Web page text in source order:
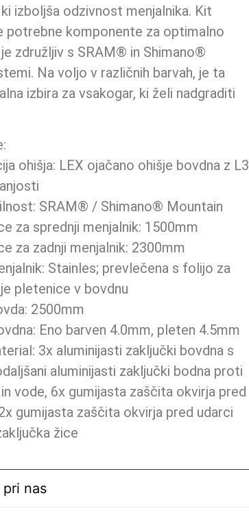
izboljša odzivnost menjalnika. Kit
potrebne komponente za optimalno
združljiv s SRAM® in Shimano®
Na voljo v različnih barvah, je ta
izbira za vsakogar, ki želi nadgraditi
ohišja: LEX ojačano ohišje bovdna z L3
SRAM® / Shimano® Mountain
za sprednji menjalnik: 1500mm
za zadnji menjalnik: 2300mm
Stainles; prevlečena s folijo za
pletenice v bovdnu
2500mm
Eno barven 4.0mm, pleten 4.5mm
3x aluminijasti zaključki bovdna s
aluminijasti zaključki bodna proti
vode, 6x gumijasta zaščita okvirja pred
gumijasta zaščita okvirja pred udarci
žice
nas